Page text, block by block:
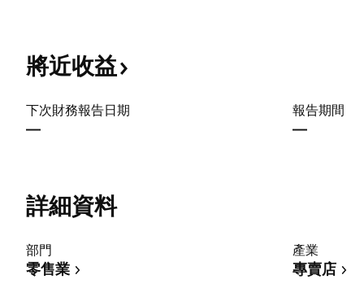
將近收益
下次財務報告日期
—
報告期間
—
詳細資料
部門
零售業
產業
專賣店